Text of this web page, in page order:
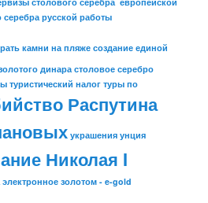
серебра русской работы
камни на пляже создание единой
динара столовое серебро
туристический налог туры по
Распутина
украшения унция
Николая I
электронное золотом - e-gold